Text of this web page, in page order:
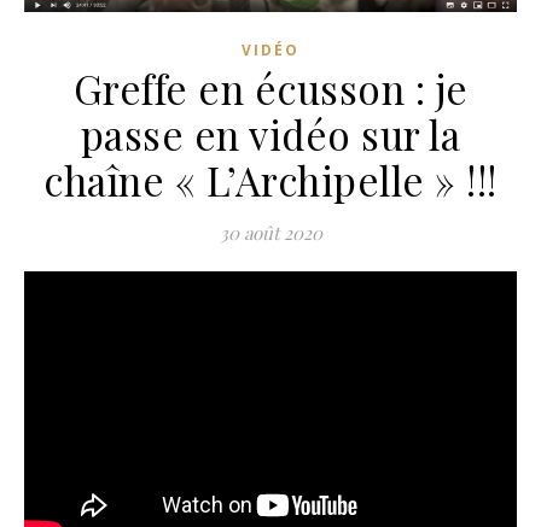
VIDÉO
Greffe en écusson : je
passe en vidéo sur la
chaîne « L’Archipelle » !!!
30 août 2020